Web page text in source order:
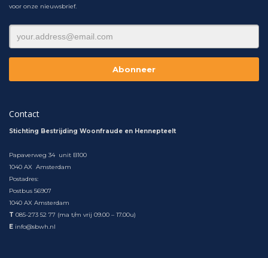
voor onze nieuwsbrief.
Contact
Stichting Bestrijding Woonfraude en Hennepteelt
Papaverweg 34 unit B100
1040 AX Amsterdam
Postadres:
Postbus 56907
1040 AX Amsterdam
T 085-273 52 77 (ma t/m vrij 09.00 – 17.00u)
E info@sbwh.nl